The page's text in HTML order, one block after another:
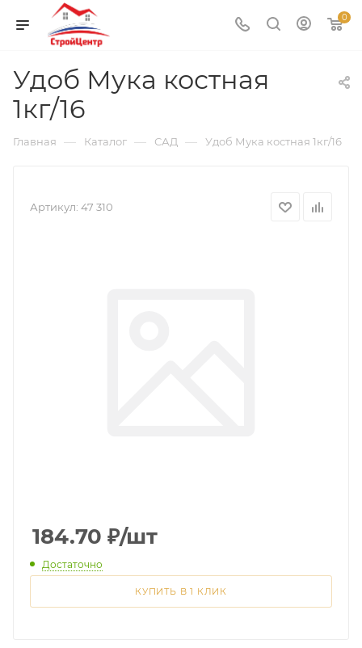
0
Удоб Мука костная
1кг/16
Главная — Каталог — САД — Удоб Мука костная 1кг/16
Артикул: 47 310
184.70 ₽/шт
Достаточно
КУПИТЬ В 1 КЛИК